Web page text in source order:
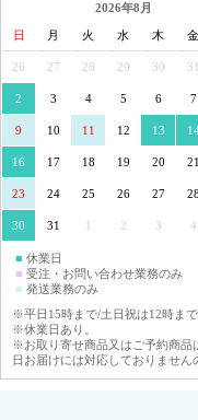
2026年8月
日 月 火 水 木 金
26 27 28 29 30 31
2 3 4 5 6 7
9 10 11 12 13
16 17 18 19 20 21
23 24 25 26 27 28
30 31 1 2 3 4
■ 休業日
■ 受注・お問い合わせ業務のみ
■ 発送業務のみ
※平日15時まで/土日祝は12時まで
※休業日あり。
※お取り寄せ商品又はご予約商品
日お届けには対応しておりません